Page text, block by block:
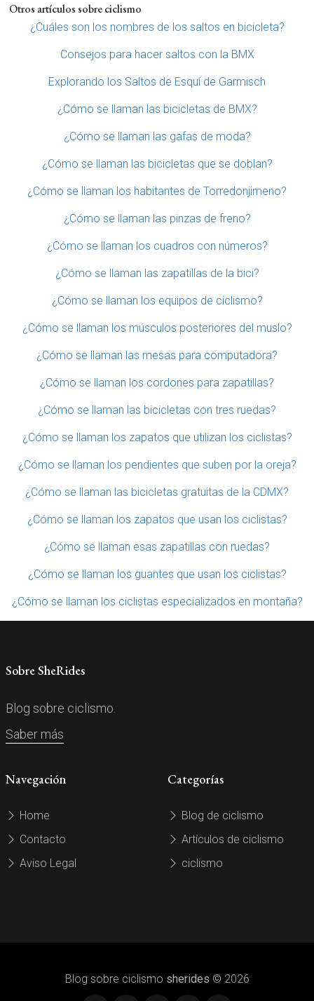
Otros artículos sobre ciclismo
¿Cuáles son los nombres de los saltos en bicicleta?
Consejos para hacer saltos con la BMX
Explorando los Saltos de Esquí de Garmisch
¿Cómo se llaman las bicicletas de BMX?
¿Cómo se llaman las gafas de moda?
¿Cómo se llaman las bicicletas que se doblan?
¿Cómo se llaman los habitantes de Torredonjimeno?
¿Cómo se llaman las pinzas de freno?
¿Cómo se llaman los cuadros con números?
¿Cómo se llaman las zapatillas de la bici?
¿Cómo se llaman los equipos de ciclismo?
¿Cómo se llaman los músculos posteriores del muslo?
¿Cómo se llaman las mesas para computadora?
¿Cómo se llaman los cordones para zapatillas?
¿Cómo se llaman las bicicletas con tres ruedas?
¿Cómo se llaman los zapatos que utilizan los ciclistas?
¿Cómo se llaman los pendientes que suben por la oreja?
¿Cómo se llaman las bicicletas gratuitas de la CDMX?
¿Cómo se llaman los zapatos que usan los ciclistas?
¿Cómo se llaman esas zapatillas con ruedas?
¿Cómo se llaman los guantes que usan los ciclistas?
¿Cómo se llaman los ciclistas especializados en montaña?
Sobre SheRides
Blog sobre ciclismo.
Saber más
Navegación
Home
Contacto
Aviso Legal
Categorías
Blog de ciclismo
Artículos de ciclismo
ciclismo
Blog sobre ciclismo sherides © 2026